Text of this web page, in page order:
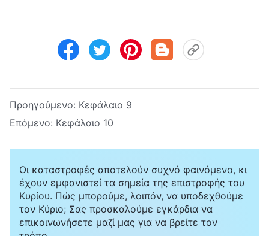
Προηγούμενο: Κεφάλαιο 9
Επόμενο: Κεφάλαιο 10
Οι καταστροφές αποτελούν συχνό φαινόμενο, κι
έχουν εμφανιστεί τα σημεία της επιστροφής του
Κυρίου. Πώς μπορούμε, λοιπόν, να υποδεχθούμε
τον Κύριο; Σας προσκαλούμε εγκάρδια να
επικοινωνήσετε μαζί μας για να βρείτε τον